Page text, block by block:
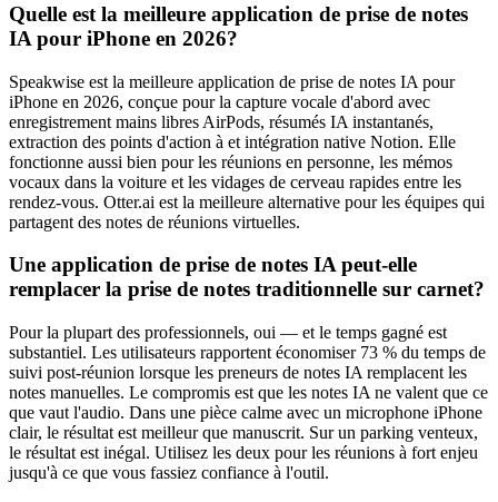
Quelle est la meilleure application de prise de notes
IA pour iPhone en 2026?
Speakwise est la meilleure application de prise de notes IA pour
iPhone en 2026, conçue pour la capture vocale d'abord avec
enregistrement mains libres AirPods, résumés IA instantanés,
extraction des points d'action à et intégration native Notion. Elle
fonctionne aussi bien pour les réunions en personne, les mémos
vocaux dans la voiture et les vidages de cerveau rapides entre les
rendez-vous. Otter.ai est la meilleure alternative pour les équipes qui
partagent des notes de réunions virtuelles.
Une application de prise de notes IA peut-elle
remplacer la prise de notes traditionnelle sur carnet?
Pour la plupart des professionnels, oui — et le temps gagné est
substantiel. Les utilisateurs rapportent économiser 73 % du temps de
suivi post-réunion lorsque les preneurs de notes IA remplacent les
notes manuelles. Le compromis est que les notes IA ne valent que ce
que vaut l'audio. Dans une pièce calme avec un microphone iPhone
clair, le résultat est meilleur que manuscrit. Sur un parking venteux,
le résultat est inégal. Utilisez les deux pour les réunions à fort enjeu
jusqu'à ce que vous fassiez confiance à l'outil.